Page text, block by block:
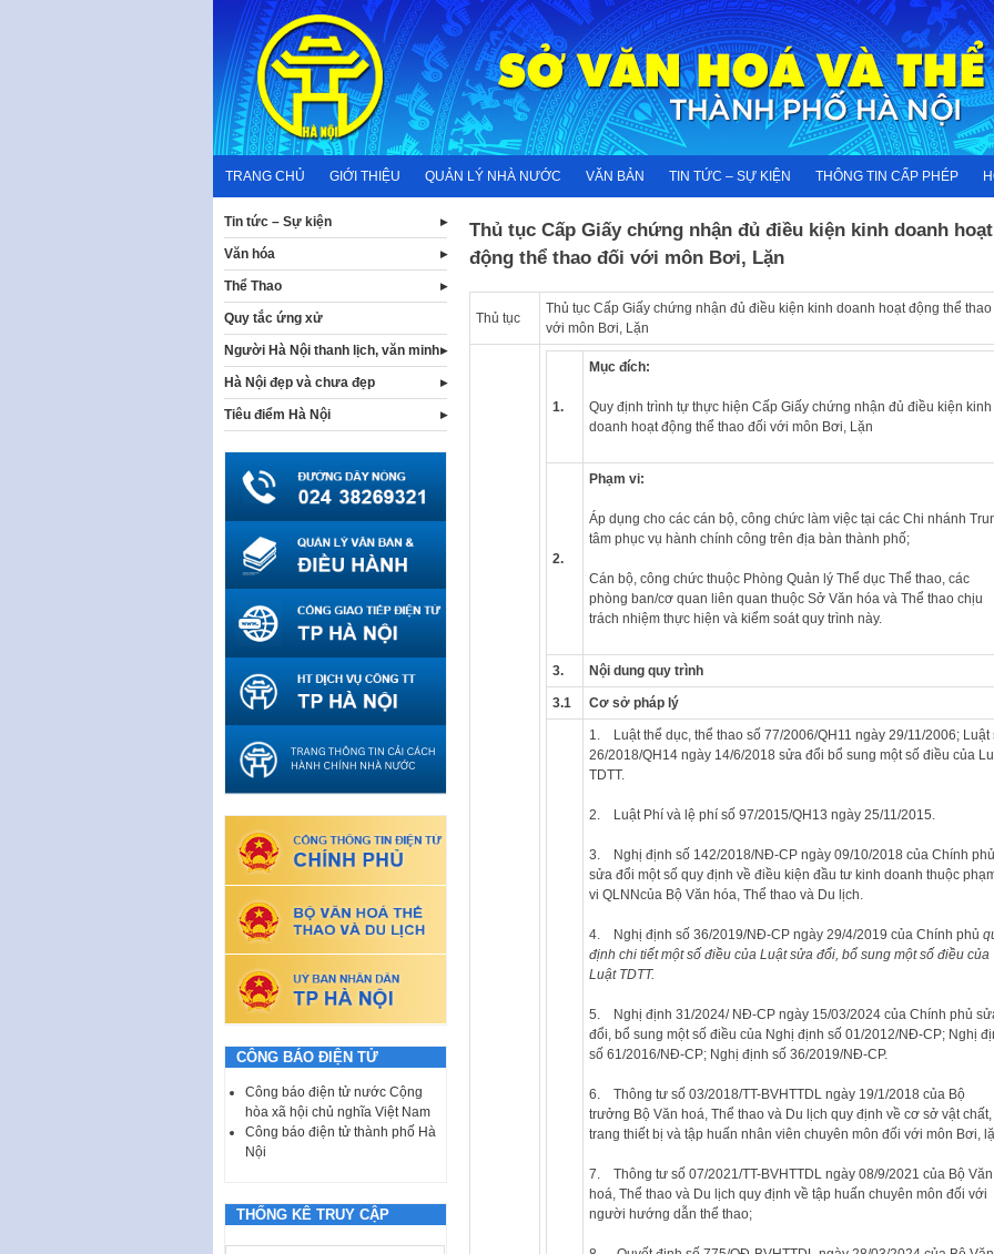
content
TRANG CHỦ GIỚI THIỆU QUẢN LÝ NHÀ NƯỚC VĂN BẢN TIN TỨC – SỰ KIỆN THÔNG TIN CẤP PHÉP
Thủ tục Cấp Giấy chứng nhận đủ điều kiện kinh doanh hoạt
động thể thao đối với môn Bơi, Lặn
Thủ tục
Thủ tục Cấp Giấy chứng nhận đủ điều kiện kinh doanh hoạt động thể thao
với môn Bơi, Lặn
1.
Mục đích:
Quy định trình tự thực hiện Cấp Giấy chứng nhận đủ điều kiện kinh
doanh hoạt động thể thao đối với môn Bơi, Lặn
2.
Phạm vi:
Áp dụng cho các cán bộ, công chức làm việc tại các Chi nhánh
tâm phục vụ hành chính công trên địa bàn thành phố;
Cán bộ, công chức thuộc Phòng Quản lý Thể dục Thể thao, các
phòng ban/cơ quan liên quan thuộc Sở Văn hóa và Thể thao chịu
trách nhiệm thực hiện và kiểm soát quy trình này.
3. Nội dung quy trình
3.1 Cơ sở pháp lý
1. Luật thể dục, thể thao số 77/2006/QH11 ngày 29/11/2006; Luật
26/2018/QH14 ngày 14/6/2018 sửa đổi bổ sung một số điều của
TDTT.
2. Luật Phí và lệ phí số 97/2015/QH13 ngày 25/11/2015.
3. Nghị định số 142/2018/NĐ-CP ngày 09/10/2018 của Chính phủ
sửa đổi một số quy định về điều kiện đầu tư kinh doanh thuộc
vi QLNNcủa Bộ Văn hóa, Thể thao và Du lịch.
4. Nghị định số 36/2019/NĐ-CP ngày 29/4/2019 của Chính phủ
định chi tiết một số điều của Luật sửa đổi, bổ sung một số điều của
Luật TDTT.
5. Nghị định 31/2024/ NĐ-CP ngày 15/03/2024 của Chính phủ
đổi, bổ sung một số điều của Nghị định số 01/2012/NĐ-CP; Nghị
số 61/2016/NĐ-CP; Nghị định số 36/2019/NĐ-CP.
6. Thông tư số 03/2018/TT-BVHTTDL ngày 19/1/2018 của Bộ
trưởng Bộ Văn hoá, Thể thao và Du lịch quy định về cơ sở vật chất,
trang thiết bị và tập huấn nhân viên chuyên môn đối với môn Bơi,
7. Thông tư số 07/2021/TT-BVHTTDL ngày 08/9/2021 của Bộ Văn
hoá, Thể thao và Du lịch quy định về tập huấn chuyên môn đối với
người hướng dẫn thể thao;
Tin tức – Sự kiện
Văn hóa
Thể Thao
Quy tắc ứng xử
Người Hà Nội thanh lịch, văn minh
Hà Nội đẹp và chưa đẹp
Tiêu điểm Hà Nội
CÔNG BÁO ĐIỆN TỬ
Công báo điện tử nước Cộng
hòa xã hội chủ nghĩa Việt Nam
Công báo điện tử thành phố Hà
Nội
THỐNG KÊ TRUY CẬP